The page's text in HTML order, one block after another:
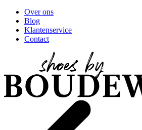
Over ons
Blog
Klantenservice
Contact